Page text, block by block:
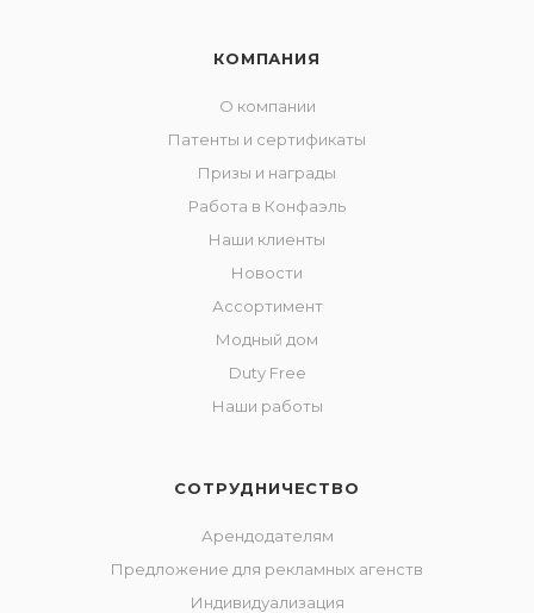
КОМПАНИЯ
О компании
Патенты и сертификаты
Призы и награды
Работа в Конфаэль
Наши клиенты
Новости
Ассортимент
Модный дом
Duty Free
Наши работы
СОТРУДНИЧЕСТВО
Арендодателям
Предложение для рекламных агенств
Индивидуализация